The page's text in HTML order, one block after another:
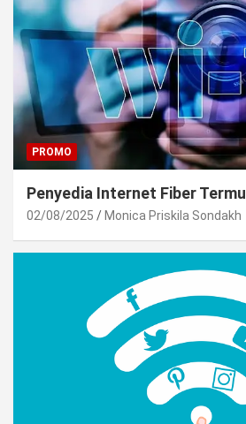
PROMO
Penyedia Internet Fiber
02/08/2025 Monica Priskila Sondakh